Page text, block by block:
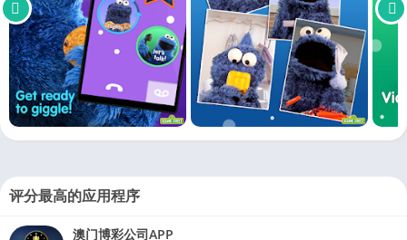
评分最高的应用程序
澳门博彩公司APP